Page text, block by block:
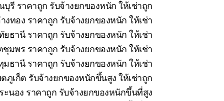
บุรี ราคาถูก รับจ้างยกของหนัก ให้เช่าถูก
งทอง ราคาถูก รับจ้างยกของหนัก ให้เช่า
ยธานี ราคาถูก รับจ้างยกของหนัก ให้เช่า
ชุมพร ราคาถูก รับจ้างยกของหนัก ให้เช่า
มธานี ราคาถูก รับจ้างยกของหนัก ให้เช่า
ตภูเก็ต รับจ้างยกของหนักขึ้นสูง ให้เช่าถูก
ะนอง ราคาถูก รับจ้างยกของหนักขึ้นที่สูง